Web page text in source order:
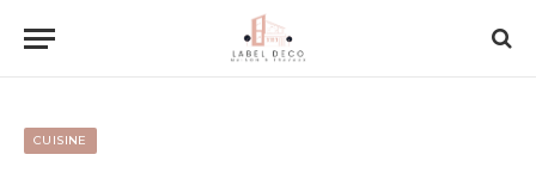
CUISINE